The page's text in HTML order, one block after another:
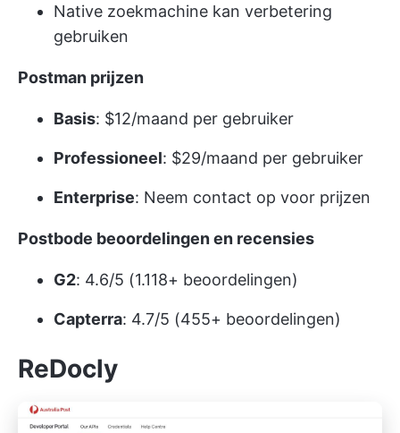
Native zoekmachine kan verbetering
gebruiken
Postman prijzen
Basis: $12/maand per gebruiker
Professioneel: $29/maand per gebruiker
Enterprise: Neem contact op voor prijzen
Postbode beoordelingen en recensies
G2: 4.6/5 (1.118+ beoordelingen)
Capterra: 4.7/5 (455+ beoordelingen)
ReDocly